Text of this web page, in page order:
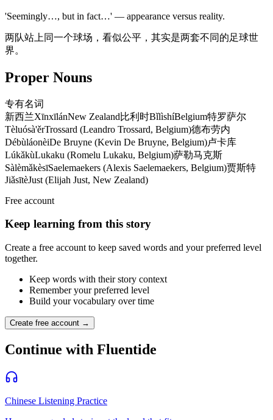
'Seemingly…, but in fact…' — appearance versus reality.
两队站上同一个球场，看似公平，其实是两套不同的足球世
界。
Proper Nouns
专有名词
新西兰XīnxīlánNew Zealand比利时BǐlìshíBelgium特罗萨尔
Tèluósà'ěrTrossard (Leandro Trossard, Belgium)德布劳内
DébùláonèiDe Bruyne (Kevin De Bruyne, Belgium)卢卡库
LúkǎkùLukaku (Romelu Lukaku, Belgium)萨勒马克斯
SàlèmǎkèsīSaelemaekers (Alexis Saelemaekers, Belgium)贾斯特
JiǎsītèJust (Elijah Just, New Zealand)
Free account
Keep learning from this story
Create a free account to keep saved words and your preferred level
together.
Keep words with their story context
Remember your preferred level
Build your vocabulary over time
Create free account →
Continue with Fluentide
Chinese Listening Practice